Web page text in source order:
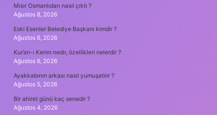
Mısır Osmanlıdan nasıl çıktı ?
Ağustos 8, 2026
Eski Esenler Belediye Başkanı kimdir ?
Ağustos 6, 2026
Kur’an-ı Kerim nedir, özellikleri nelerdir ?
Ağustos 6, 2026
Ayakkabının arkası nasıl yumuşatılır ?
Ağustos 5, 2026
Bir ahiret günü kaç senedir ?
Ağustos 4, 2026